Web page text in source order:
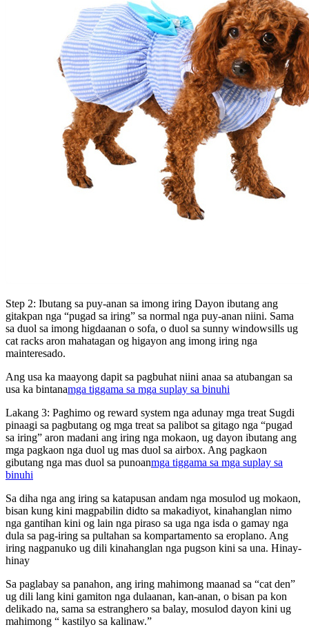
Step 2: Ibutang sa puy-anan sa imong iring Dayon ibutang ang
gitakpan nga “pugad sa iring” sa normal nga puy-anan niini. Sama
sa duol sa imong higdaanan o sofa, o duol sa sunny windowsills ug
cat racks aron mahatagan og higayon ang imong iring nga
mainteresado.
Ang usa ka maayong dapit sa pagbuhat niini anaa sa atubangan sa
usa ka bintanamga tiggama sa mga suplay sa binuhi
Lakang 3: Paghimo og reward system nga adunay mga treat Sugdi
pinaagi sa pagbutang og mga treat sa palibot sa gitago nga “pugad
sa iring” aron madani ang iring nga mokaon, ug dayon ibutang ang
mga pagkaon nga duol ug mas duol sa airbox. Ang pagkaon
gibutang nga mas duol sa punoanmga tiggama sa mga suplay sa
binuhi
Sa diha nga ang iring sa katapusan andam nga mosulod ug mokaon,
bisan kung kini magpabilin didto sa makadiyot, kinahanglan nimo
nga gantihan kini og lain nga piraso sa uga nga isda o gamay nga
dula sa pag-iring sa pultahan sa kompartamento sa eroplano. Ang
iring nagpanuko ug dili kinahanglan nga pugson kini sa una. Hinay-
hinay
Sa paglabay sa panahon, ang iring mahimong maanad sa “cat den”
ug dili lang kini gamiton nga dulaanan, kan-anan, o bisan pa kon
delikado na, sama sa estranghero sa balay, mosulod dayon kini ug
mahimong “ kastilyo sa kalinaw.”